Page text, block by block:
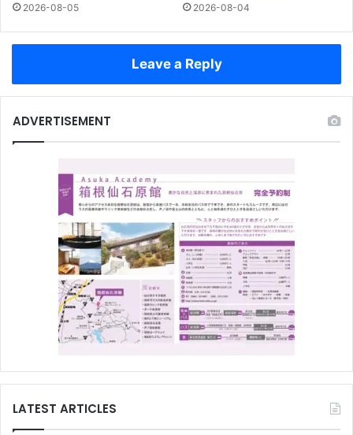
2026-08-05 2026-08-04
Leave a Reply
ADVERTISEMENT
LATEST ARTICLES